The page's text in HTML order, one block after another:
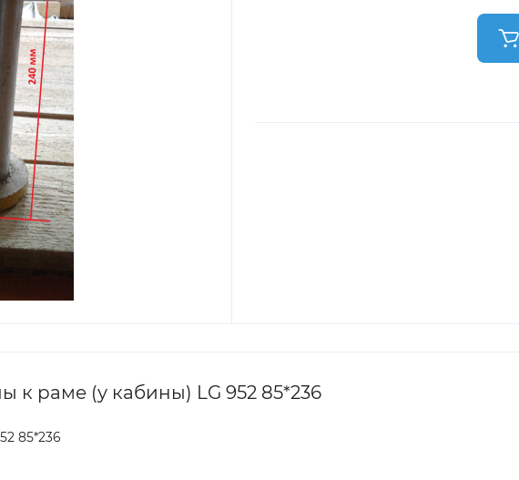
к раме (у кабины) LG 952 85*236
85*236